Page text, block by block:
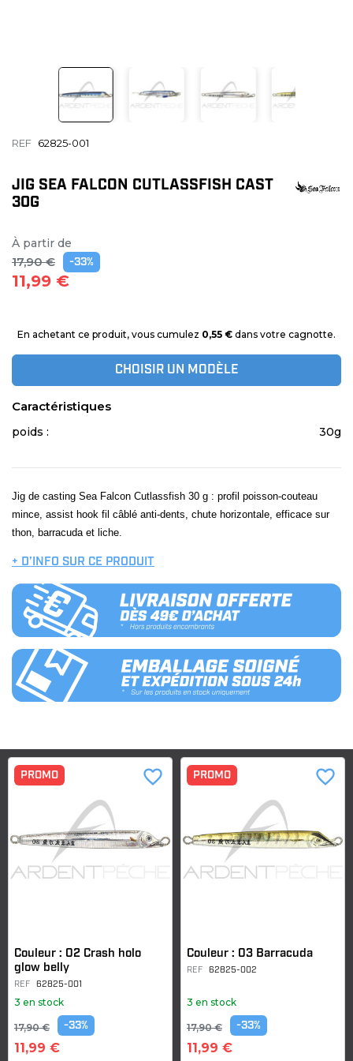
REF 62825-001
JIG SEA FALCON CUTLASSFISH CAST
30G
À partir de
17,90 € -33%
11,99 €
En achetant ce produit, vous cumulez 0,55 € dans votre cagnotte.
CHOISIR UN MODÈLE
Caractéristiques
poids : 30g
Jig de casting Sea Falcon Cutlassfish 30 g : profil poisson-couteau
mince, assist hook fil câblé anti-dents, chute horizontale, efficace sur
thon, barracuda et liche.
+ D’INFO SUR CE PRODUIT
PROMO
Couleur : 02 Crash holo
glow belly
REF 62825-001
3 en stock
17,90 € -33%
11,99 €
favorite_border PROMO
Couleur : 03 Barracuda
REF 62825-002
3 en stock
17,90 € -33%
11,99 €
favorite_border